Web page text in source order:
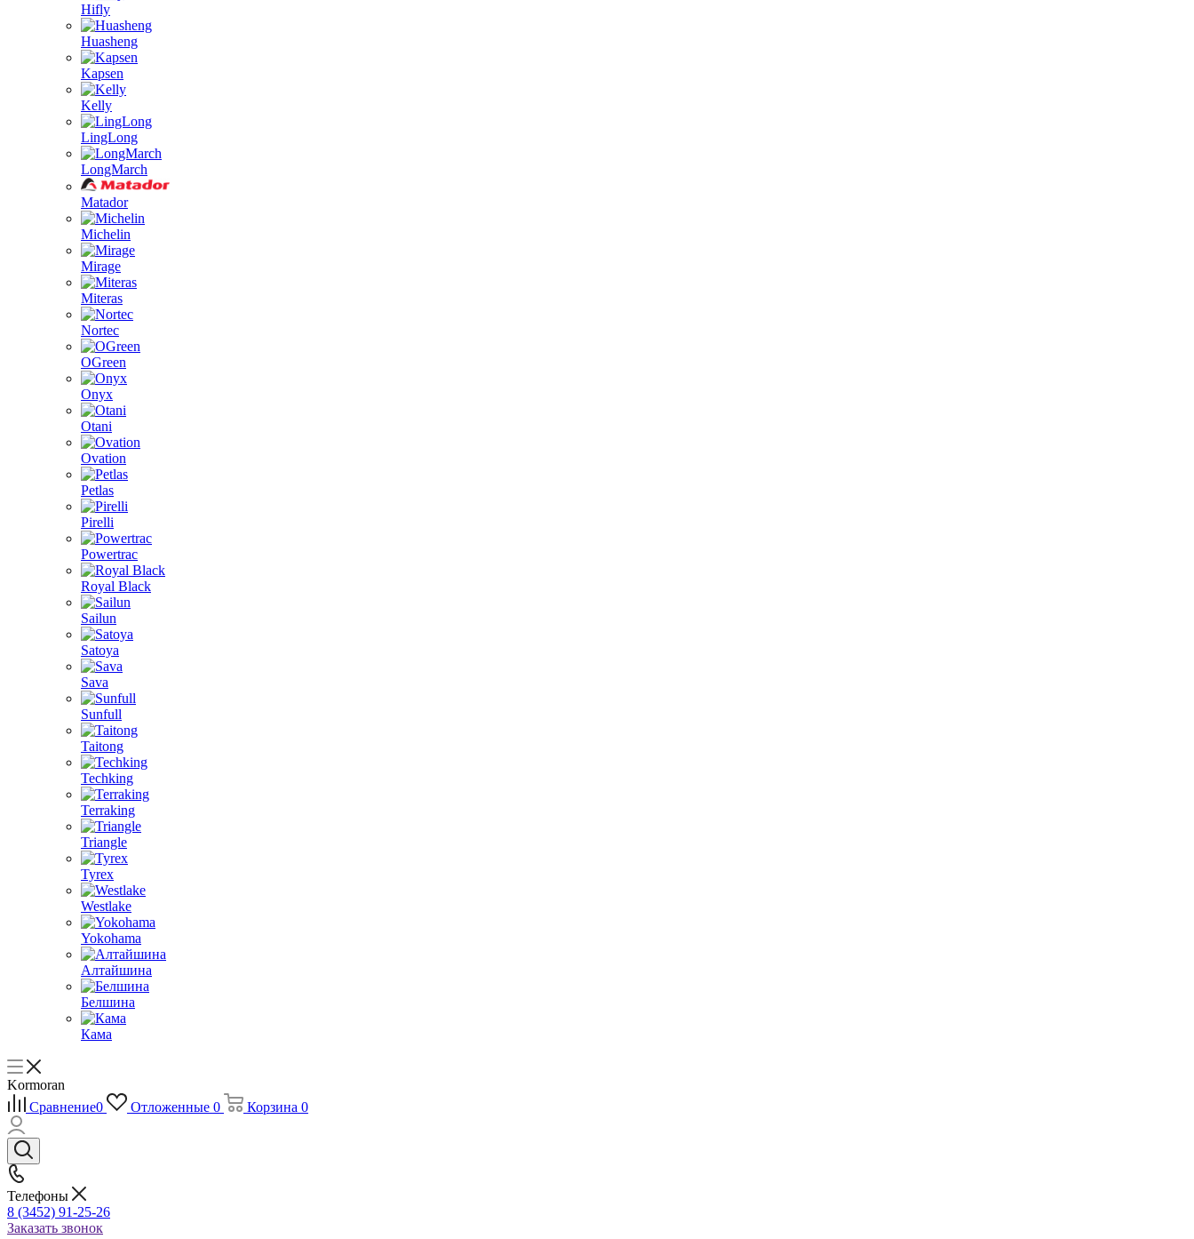
Hifly
Huasheng
Kapsen
Kelly
LingLong
LongMarch
Matador
Michelin
Mirage
Miteras
Nortec
OGreen
Onyx
Otani
Ovation
Petlas
Pirelli
Powertrac
Royal Black
Sailun
Satoya
Sava
Sunfull
Taitong
Techking
Terraking
Triangle
Tyrex
Westlake
Yokohama
Алтайшина
Белшина
Кама
Kormoran
Сравнение0 Отложенные 0 Корзина 0
Телефоны
8 (3452) 91-25-26
Заказать звонок